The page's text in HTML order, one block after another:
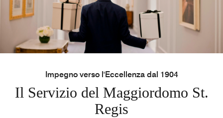
Impegno verso l'Eccellenza dal 1904
Il Servizio del Maggiordomo St.
Regis